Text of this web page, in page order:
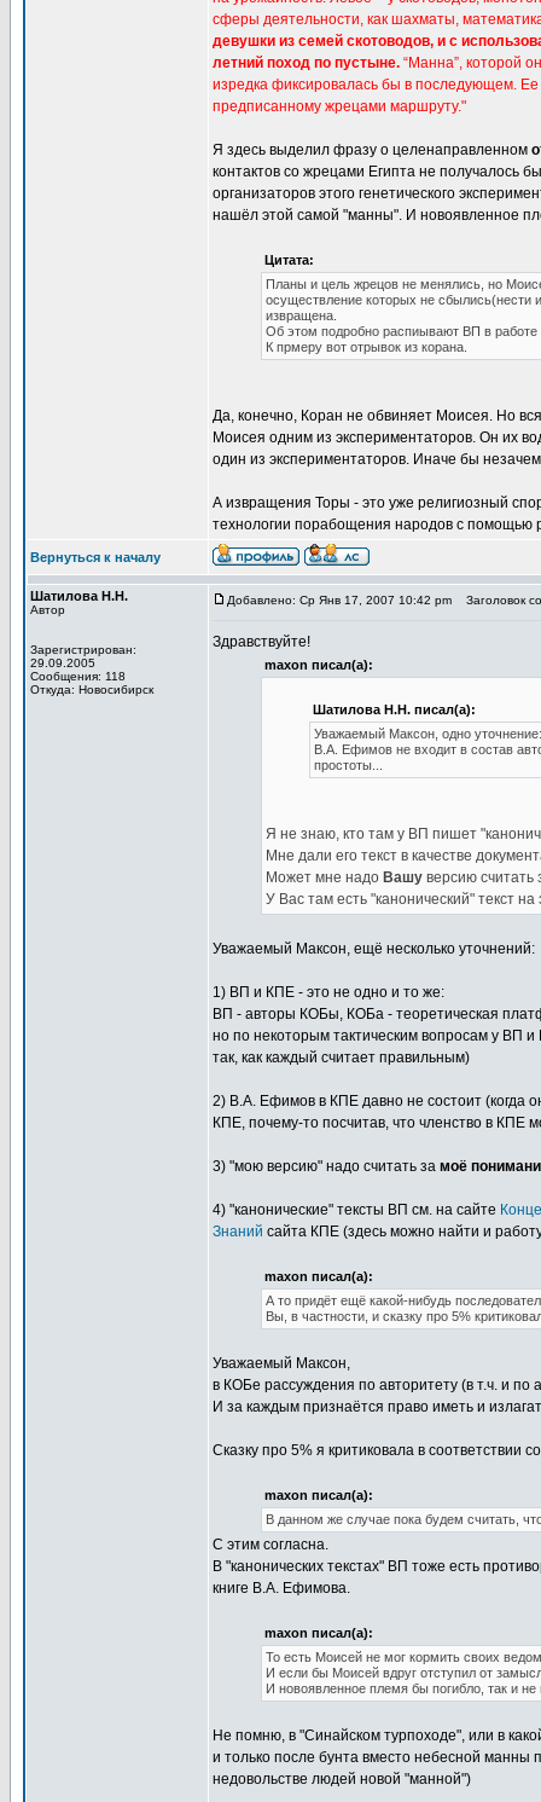
сферы деятельности, как шахматы,
девушки из семей скотоводов, и с
летний поход по пустыне. “Манна”, которой
изредка фиксировалась бы в последующем. Ее
предписанному жрецами маршруту."
Я здесь выделил фразу о целенаправленном
контактов со жрецами Египта не получалось
организаторов этого генетического
нашёл этой самой "манны". И новоявленное
Цитата:
Планы и цель жрецов не менялись, но
осуществление которых не сбылись(нести
извращена.
Об этом подробно распиывают ВП в работе
К прмеру вот отрывок из корана.
Да, конечно, Коран не обвиняет Моисея. Но
Моисея одним из экспериментаторов. Он их
один из экспериментаторов. Иначе бы
А извращения Торы - это уже религиозный
технологии порабощения народов с помощью
Вернуться к началу
Шатилова Н.Н.
Автор
Зарегистрирован:
29.09.2005
Сообщения: 118
Откуда: Новосибирск
Добавлено: Ср Янв 17, 2007 10:42 pm Заголовок
Здравствуйте!
maxon писал(а):
Шатилова Н.Н. писал(а):
Уважаемый Максон, одно уточнение:
В.А. Ефимов не входит в состав
простоты...
Я не знаю, кто там у ВП пишет
Мне дали его текст в качестве
Может мне надо Вашу версию
У Вас там есть "канонический" текст
Уважаемый Максон, ещё несколько уточнений:
1) ВП и КПЕ - это не одно и то же:
ВП - авторы КОБы, КОБа - теоретическая
но по некоторым тактическим вопросам у ВП
так, как каждый считает правильным)
2) В.А. Ефимов в КПЕ давно не состоит (когда
КПЕ, почему-то посчитав, что членство в КПЕ
3) "мою версию" надо считать за моё
4) "канонические" тексты ВП см. на сайте
Знаний сайта КПЕ (здесь можно найти и
maxon писал(а):
А то придёт ещё какой-нибудь
Вы, в частности, и сказку про 5%
Уважаемый Максон,
в КОБе рассуждения по авторитету (в т.ч. и по
И за каждым признаётся право иметь и
Сказку про 5% я критиковала в соответствии
maxon писал(а):
В данном же случае пока будем считать,
С этим согласна.
В "канонических текстах" ВП тоже есть
книге В.А. Ефимова.
maxon писал(а):
То есть Моисей не мог кормить своих
И если бы Моисей вдруг отступил от
И новоявленное племя бы погибло, так и
Не помню, в "Синайском турпоходе", или в
и только после бунта вместо небесной манны
недовольстве людей новой "манной")